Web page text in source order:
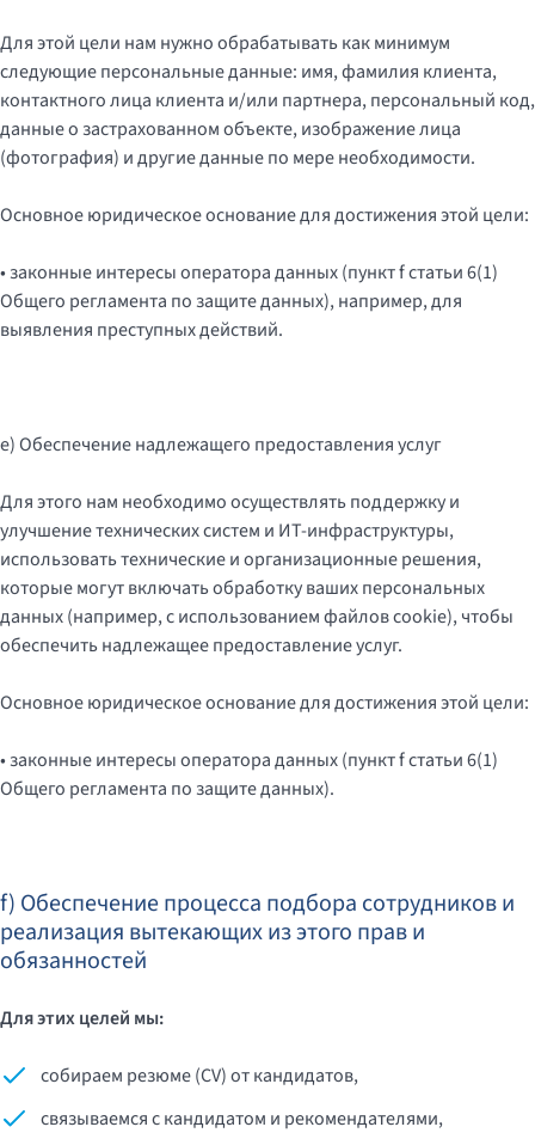
Для этой цели нам нужно обрабатывать как минимум
следующие персональные данные: имя, фамилия клиента,
контактного лица клиента и/или партнера, персональный код,
данные о застрахованном объекте, изображение лица
(фотография) и другие данные по мере необходимости.
Основное юридическое основание для достижения этой цели:
• законные интересы оператора данных (пункт f статьи 6(1)
Общего регламента по защите данных), например, для
выявления преступных действий.
e) Обеспечение надлежащего предоставления услуг
Для этого нам необходимо осуществлять поддержку и
улучшение технических систем и ИТ-инфраструктуры,
использовать технические и организационные решения,
которые могут включать обработку ваших персональных
данных (например, с использованием файлов cookie), чтобы
обеспечить надлежащее предоставление услуг.
Основное юридическое основание для достижения этой цели:
• законные интересы оператора данных (пункт f статьи 6(1)
Общего регламента по защите данных).
f) Обеспечение процесса подбора сотрудников и
реализация вытекающих из этого прав и
обязанностей
Для этих целей мы:
собираем резюме (CV) от кандидатов,
связываемся с кандидатом и рекомендателями,